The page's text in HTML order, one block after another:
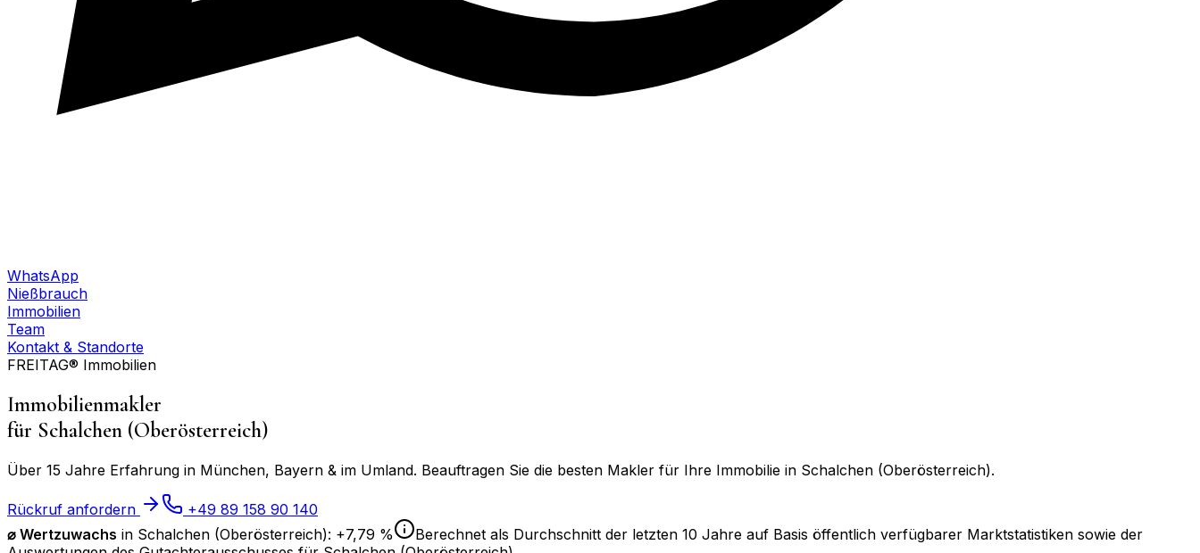
WhatsApp
Nießbrauch
Immobilien
Team
Kontakt & Standorte
FREITAG® Immobilien
Immobilienmakler
für Schalchen (Oberösterreich)
Über 15 Jahre Erfahrung in München, Bayern & im Umland. Beauftragen Sie die besten Makler für Ihre Immobilie in Schalchen (Oberösterreich).
Rückruf anfordern
+49 89 158 90 140
⌀ Wertzuwachs in Schalchen (Oberösterreich): +7,79 %
Berechnet als Durchschnitt der letzten 10 Jahre auf Basis öffentlich verfügbarer Marktstatistiken sowie der